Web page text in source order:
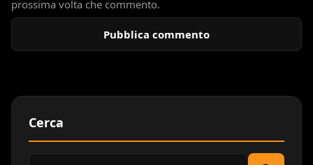
prossima volta che commento.
Cerca
Cerca: